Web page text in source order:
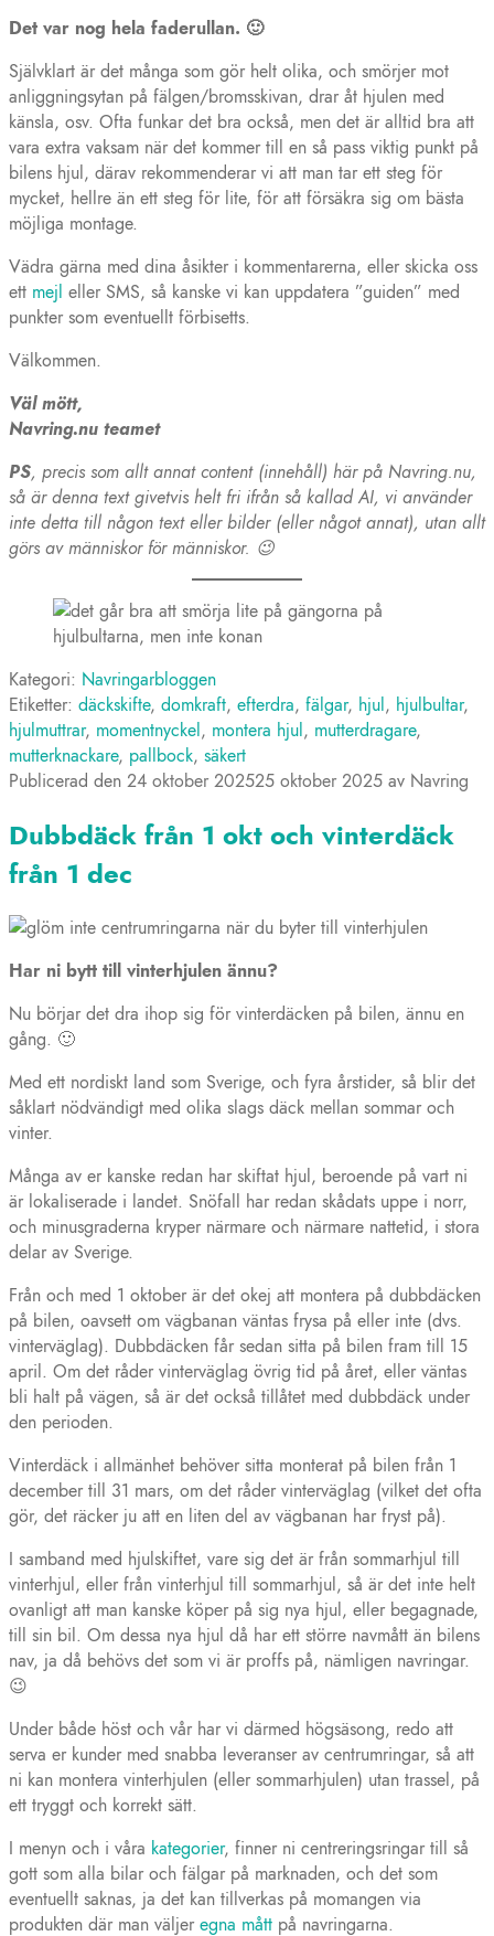
Det var nog hela faderullan. 🙂
Självklart är det många som gör helt olika, och smörjer mot
anliggningsytan på fälgen/bromsskivan, drar åt hjulen med
känsla, osv. Ofta funkar det bra också, men det är alltid bra att
vara extra vaksam när det kommer till en så pass viktig punkt på
bilens hjul, därav rekommenderar vi att man tar ett steg för
mycket, hellre än ett steg för lite, för att försäkra sig om bästa
möjliga montage.
Vädra gärna med dina åsikter i kommentarerna, eller skicka oss
ett mejl eller SMS, så kanske vi kan uppdatera ”guiden” med
punkter som eventuellt förbisetts.
Välkommen.
Väl mött,
Navring.nu teamet
PS, precis som allt annat content (innehåll) här på Navring.nu,
så är denna text givetvis helt fri ifrån så kallad AI, vi använder
inte detta till någon text eller bilder (eller något annat), utan allt
görs av människor för människor. 😉
Kategori: Navringarbloggen
Etiketter: däckskifte, domkraft, efterdra, fälgar, hjul, hjulbultar,
hjulmuttrar, momentnyckel, montera hjul, mutterdragare,
mutterknackare, pallbock, säkert
Publicerad den 24 oktober 202525 oktober 2025 av Navring
Dubbdäck från 1 okt och vinterdäck
från 1 dec
Har ni bytt till vinterhjulen ännu?
Nu börjar det dra ihop sig för vinterdäcken på bilen, ännu en
gång. 🙂
Med ett nordiskt land som Sverige, och fyra årstider, så blir det
såklart nödvändigt med olika slags däck mellan sommar och
vinter.
Många av er kanske redan har skiftat hjul, beroende på vart ni
är lokaliserade i landet. Snöfall har redan skådats uppe i norr,
och minusgraderna kryper närmare och närmare nattetid, i stora
delar av Sverige.
Från och med 1 oktober är det okej att montera på dubbdäcken
på bilen, oavsett om vägbanan väntas frysa på eller inte (dvs.
vinterväglag). Dubbdäcken får sedan sitta på bilen fram till 15
april. Om det råder vinterväglag övrig tid på året, eller väntas
bli halt på vägen, så är det också tillåtet med dubbdäck under
den perioden.
Vinterdäck i allmänhet behöver sitta monterat på bilen från 1
december till 31 mars, om det råder vinterväglag (vilket det ofta
gör, det räcker ju att en liten del av vägbanan har fryst på).
I samband med hjulskiftet, vare sig det är från sommarhjul till
vinterhjul, eller från vinterhjul till sommarhjul, så är det inte helt
ovanligt att man kanske köper på sig nya hjul, eller begagnade,
till sin bil. Om dessa nya hjul då har ett större navmått än bilens
nav, ja då behövs det som vi är proffs på, nämligen navringar.
😉
Under både höst och vår har vi därmed högsäsong, redo att
serva er kunder med snabba leveranser av centrumringar, så att
ni kan montera vinterhjulen (eller sommarhjulen) utan trassel, på
ett tryggt och korrekt sätt.
I menyn och i våra kategorier, finner ni centreringsringar till så
gott som alla bilar och fälgar på marknaden, och det som
eventuellt saknas, ja det kan tillverkas på momangen via
produkten där man väljeregna mått på navringarna.